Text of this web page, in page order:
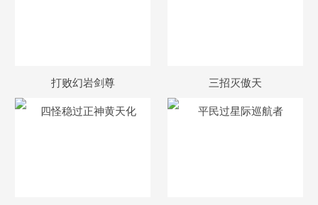
卡布西游手机版 搜 手
打败幻岩剑尊 三招灭傲天